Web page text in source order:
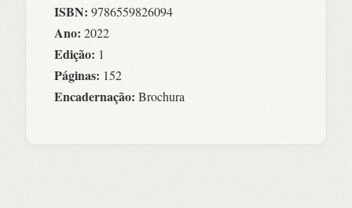
ISBN: 9786559826094
Ano: 2022
Edição: 1
Páginas: 152
Encadernação: Brochura